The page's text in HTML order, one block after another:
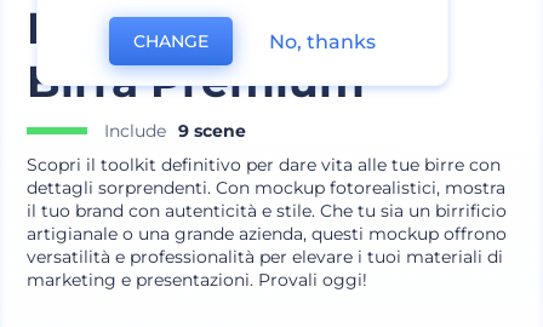
Mockup Marchio
Birra Premium
Include 9 scene
Scopri il toolkit definitivo per dare vita alle tue birre con
dettagli sorprendenti. Con mockup fotorealistici, mostra
il tuo brand con autenticità e stile. Che tu sia un birrificio
artigianale o una grande azienda, questi mockup offrono
versatilità e professionalità per elevare i tuoi materiali di
marketing e presentazioni. Provali oggi!
CHANGE No, thanks